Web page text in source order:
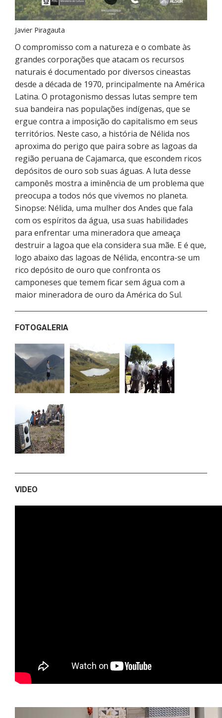
Javier Piragauta
O compromisso com a natureza e o combate às
grandes corporações que atacam os recursos
naturais é documentado por diversos cineastas
desde a década de 1970, principalmente na América
Latina. O protagonismo dessas lutas sempre tem
sua bandeira nas populações indígenas, que se
ergue contra a imposição do capitalismo em seus
territórios. Neste caso, a história de Nélida nos
aproxima do perigo que paira sobre as lagoas da
região peruana de Cajamarca, que escondem ricos
depósitos de ouro sob suas águas. A luta desse
camponês mostra a iminência de um problema que
preocupa a todos nós que vivemos no planeta.
Sinopse: Nélida, uma mulher dos Andes que fala
com os espíritos da água, usa suas habilidades
para enfrentar uma mineradora que ameaça
destruir a lagoa que ela considera sua mãe. E é que,
logo abaixo das lagoas de Nélida, encontra-se um
rico depósito de ouro que confronta os
camponeses que temem ficar sem água com a
maior mineradora de ouro da América do Sul.
FOTOGALERIA
VIDEO